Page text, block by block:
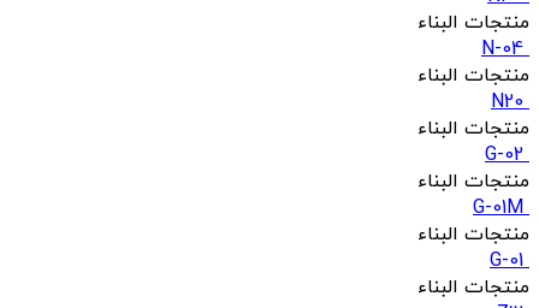
منتجات البناء
N-04
منتجات البناء
N20
منتجات البناء
G-02
منتجات البناء
G-01M
منتجات البناء
G-01
منتجات البناء